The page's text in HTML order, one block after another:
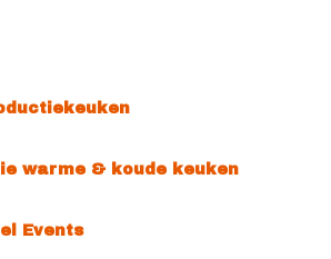
warme & koude keuken
Events